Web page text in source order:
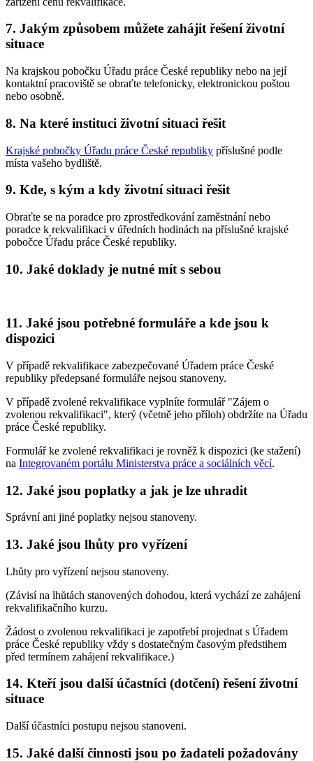
7. Jakým způsobem můžete zahájit řešení životní
situace
Na krajskou pobočku Úřadu práce České republiky nebo na její
kontaktní pracoviště se obraťte telefonicky, elektronickou poštou
nebo osobně.
8. Na které instituci životní situaci řešit
Krajské pobočky Úřadu práce České republiky příslušné podle
místa vašeho bydliště.
9. Kde, s kým a kdy životní situaci řešit
Obraťte se na poradce pro zprostředkování zaměstnání nebo
poradce k rekvalifikaci v úředních hodinách na příslušné krajské
pobočce Úřadu práce České republiky.
10. Jaké doklady je nutné mít s sebou
11. Jaké jsou potřebné formuláře a kde jsou k
dispozici
V případě rekvalifikace zabezpečované Úřadem práce České
republiky předepsané formuláře nejsou stanoveny.
V případě zvolené rekvalifikace vyplníte formulář "Zájem o
zvolenou rekvalifikaci", který (včetně jeho příloh) obdržíte na Úřadu
práce České republiky.
Formulář ke zvolené rekvalifikaci je rovněž k dispozici (ke stažení)
na Integrovaném portálu Ministerstva práce a sociálních věcí.
12. Jaké jsou poplatky a jak je lze uhradit
Správní ani jiné poplatky nejsou stanoveny.
13. Jaké jsou lhůty pro vyřízení
Lhůty pro vyřízení nejsou stanoveny.
(Závisí na lhůtách stanovených dohodou, která vychází ze zahájení
rekvalifikačního kurzu.
Žádost o zvolenou rekvalifikaci je zapotřebí projednat s Úřadem
práce České republiky vždy s dostatečným časovým předstihem
před termínem zahájení rekvalifikace.)
14. Kteří jsou další účastníci (dotčení) řešení životní
situace
Další účastníci postupu nejsou stanoveni.
15. Jaké další činnosti jsou po žadateli požadovány